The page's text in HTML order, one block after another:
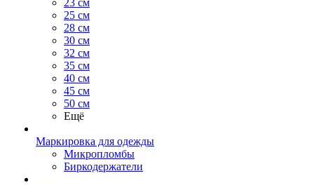
23 см
25 см
28 см
30 см
32 см
35 см
40 см
45 см
50 см
Ещё
Маркировка для одежды
Микропломбы
Биркодержатели